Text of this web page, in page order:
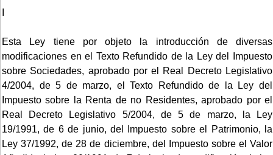
Esta Ley tiene por objeto la introducción de diversas
modificaciones en el Texto Refundido de la Ley del Impuesto
sobre Sociedades, aprobado por el Real Decreto Legislativo
4/2004, de 5 de marzo, el Texto Refundido de la Ley del
Impuesto sobre la Renta de no Residentes, aprobado por el
Real Decreto Legislativo 5/2004, de 5 de marzo, la Ley
19/1991, de 6 de junio, del Impuesto sobre el Patrimonio, la
Ley 37/1992, de 28 de diciembre, del Impuesto sobre el Valor